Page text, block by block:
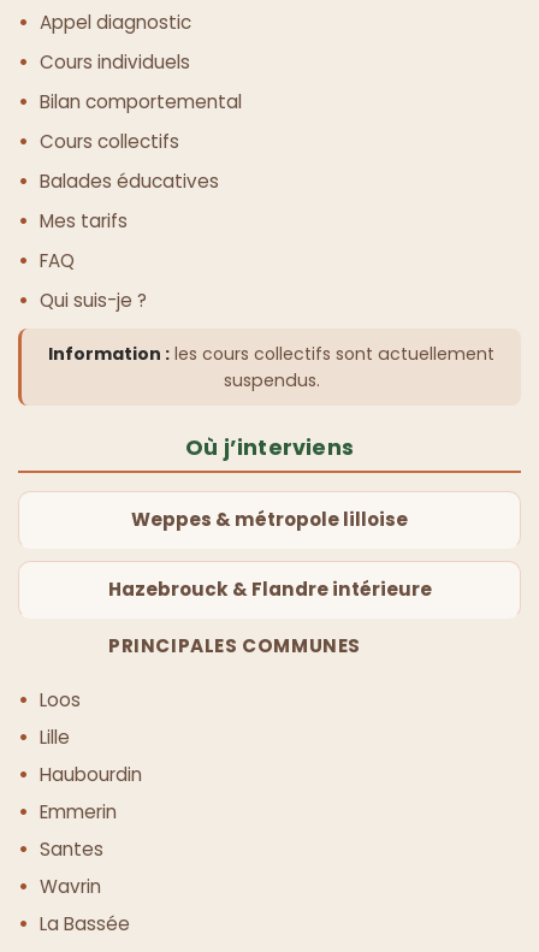
Appel diagnostic
Cours individuels
Bilan comportemental
Cours collectifs
Balades éducatives
Mes tarifs
FAQ
Qui suis-je ?
Information : les cours collectifs sont actuellement
suspendus.
Où j’interviens
Weppes & métropole lilloise
Hazebrouck & Flandre intérieure
PRINCIPALES COMMUNES
Loos
Lille
Haubourdin
Emmerin
Santes
Wavrin
La Bassée